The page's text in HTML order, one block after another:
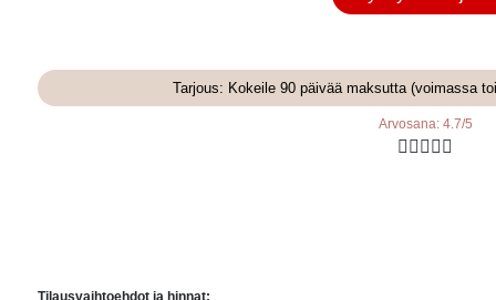
Tarjous: Kokeile 90 päivää maksutta (voimassa
Arvosana: 4.7/5
    
Tilausvaihtoehdot ja hinnat: